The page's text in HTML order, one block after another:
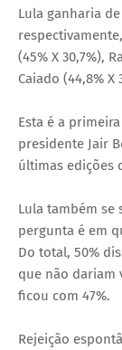
Lula ganharia
(45% X 30,7%),
Caiado (44,8% X
Esta é a
presidente Jair
últimas edições
Lula também
pergunta é em
Do total, 50%
que não dariam
ficou com 47%.
Rejeição